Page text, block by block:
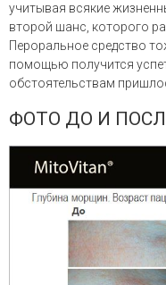
учитывая всякие
второй шанс, которого
Пероральное средство
помощью получится
обстоятельствам
ФОТО ДО И